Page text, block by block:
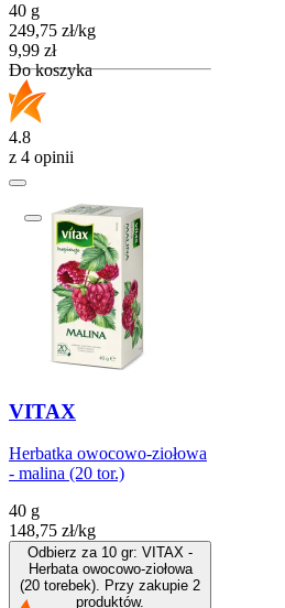
40 g
249,75 zł/kg
Cena
9,99 zł
Do koszyka
4.8
z 4 opinii
VITAX
Herbatka owocowo-ziołowa
- malina (20 tor.)
40 g
148,75 zł/kg
Odbierz za 10 gr: VITAX -
Herbata owocowo-ziołowa
(20 torebek). Przy zakupie 2
produktów.